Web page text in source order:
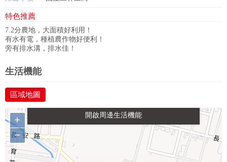
特色推薦
7.2分農地，大面積好利用！
有水有電，種植農作物好便利！
旁有排水溝，排水佳！
生活機能
區域地圖生活購物
+
−